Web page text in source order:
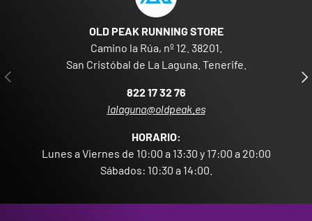
ANTERIOR
OLD PEAK RUNNING STORE
Camino la Rúa, nº 12. 38201.
San Cristóbal de La Laguna. Tenerife.
822 17 32 76
lalaguna@oldpeak.es
HORARIO:
Lunes a Viernes de 10:00 a 13:30 y 17:00 a 20:00
Sábados: 10:30 a 14:00.